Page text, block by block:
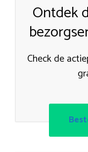
Ontdek
Check de